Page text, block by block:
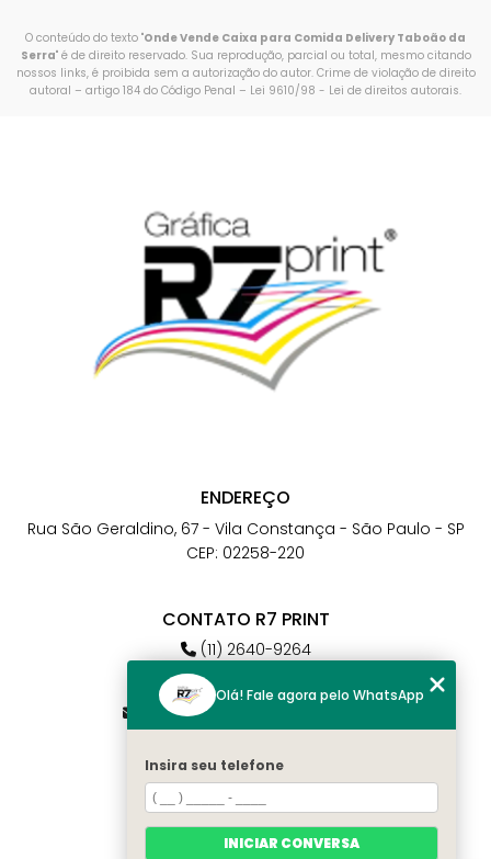
O conteúdo do texto "Onde Vende Caixa para Comida Delivery Taboão da
Serra" é de direito reservado. Sua reprodução, parcial ou total, mesmo citando
nossos links, é proibida sem a autorização do autor. Crime de violação de direito
autoral – artigo 184 do Código Penal – Lei 9610/98 - Lei de direitos autorais.
ENDEREÇO
Rua São Geraldino, 67 - Vila Constança - São Paulo - SP
CEP: 02258-220
CONTATO R7 PRINT
(11) 2640-9264
(11) 98784-6664
atendimento@r7print.com.br
MENU
Home
Quem somos
Olá! Fale agora pelo WhatsApp
Insira seu telefone
INICIAR CONVERSA